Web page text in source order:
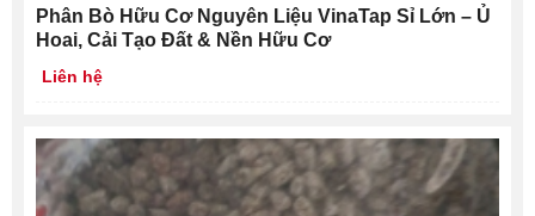
Phân Bò Hữu Cơ Nguyên Liệu VinaTap Sỉ Lớn – Ủ
Hoai, Cải Tạo Đất & Nền Hữu Cơ
Liên hệ